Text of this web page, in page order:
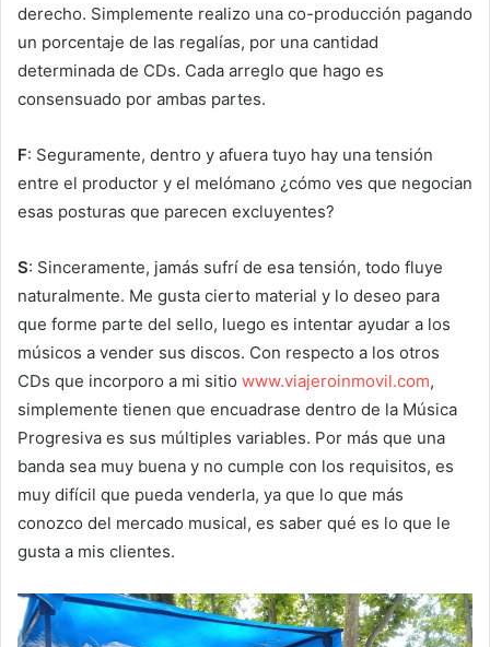
derecho. Simplemente realizo una co-producción pagando
un porcentaje de las regalías, por una cantidad
determinada de CDs. Cada arreglo que hago es
consensuado por ambas partes.
F: Seguramente, dentro y afuera tuyo hay una tensión
entre el productor y el melómano ¿cómo ves que negocian
esas posturas que parecen excluyentes?
S: Sinceramente, jamás sufrí de esa tensión, todo fluye
naturalmente. Me gusta cierto material y lo deseo para
que forme parte del sello, luego es intentar ayudar a los
músicos a vender sus discos. Con respecto a los otros
CDs que incorporo a mi sitio www.viajeroinmovil.com,
simplemente tienen que encuadrase dentro de la Música
Progresiva es sus múltiples variables. Por más que una
banda sea muy buena y no cumple con los requisitos, es
muy difícil que pueda venderla, ya que lo que más
conozco del mercado musical, es saber qué es lo que le
gusta a mis clientes.